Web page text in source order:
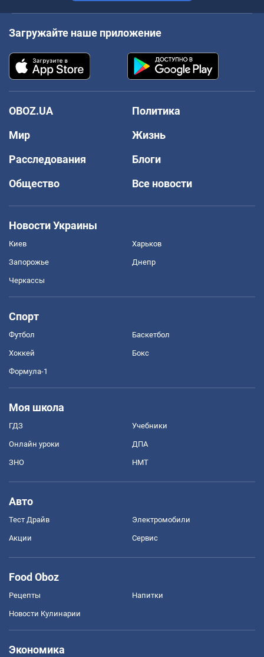
Загружайте наше приложение
OBOZ.UA
Политика
Мир
Жизнь
Расследования
Блоги
Общество
Все новости
Новости Украины
Киев Харьков
Запорожье Днепр
Черкассы
Спорт
Футбол Баскетбол
Хоккей Бокс
Формула-1
Моя школа
ГДЗ Учебники
Онлайн уроки ДПА
ЗНО НМТ
Авто
Тест Драйв Электромобили
Акции Сервис
Food Oboz
Рецепты Напитки
Новости Кулинарии
Экономика